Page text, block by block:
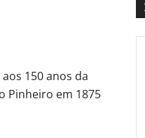
150 anos da
Pinheiro em 1875